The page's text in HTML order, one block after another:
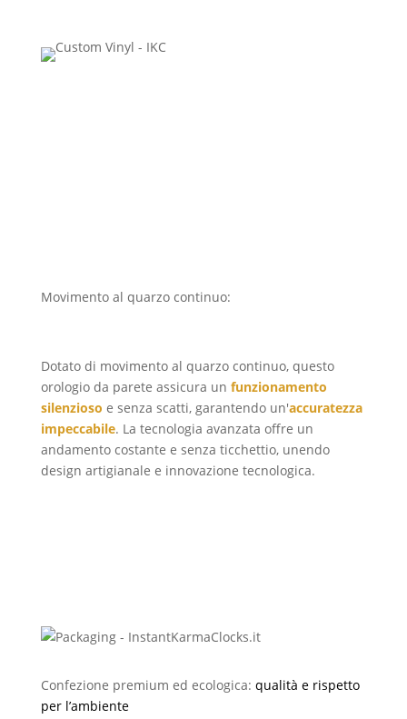
Movimento al quarzo continuo:
Dotato di movimento al quarzo continuo, questo
orologio da parete assicura un funzionamento
silenzioso e senza scatti, garantendo un'accuratezza
impeccabile. La tecnologia avanzata offre un
andamento costante e senza ticchettio, unendo
design artigianale e innovazione tecnologica.
Confezione premium ed ecologica: qualità e rispetto
per l’ambiente